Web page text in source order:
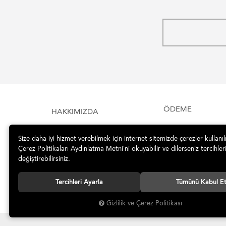
HAKKIMIZDA ÖDEME
Size daha iyi hizmet verebilmek için internet sitemizde çerezler
Çerez Politikaları Aydınlatma Metni’ni okuyabilir ve dilerseniz
değiştirebilirsiniz.
Tercihleri Ayarla Tümünü Kabul Et
Gizlilik ve Çerez Politikası